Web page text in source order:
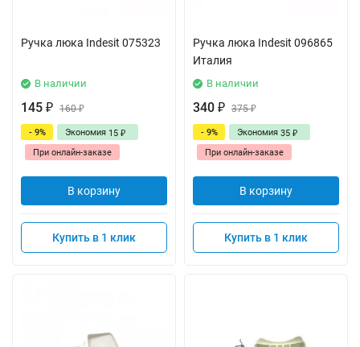
Ручка люка Indesit 075323
В наличии
145 ₽ 160₽
- 9% Экономия 15 ₽
При онлайн-заказе
В корзину
Купить в 1 клик
Ручка люка Indesit 096865
Италия
В наличии
340 ₽ 375₽
- 9% Экономия 35 ₽
При онлайн-заказе
В корзину
Купить в 1 клик